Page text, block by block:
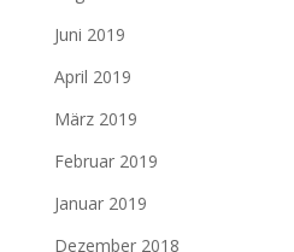
Juni 2019
April 2019
März 2019
Februar 2019
Januar 2019
Dezember 2018